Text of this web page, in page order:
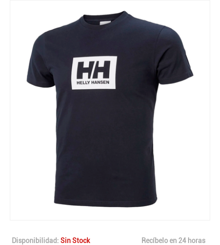
Disponibilidad: Sin Stock Recíbelo en 24 horas